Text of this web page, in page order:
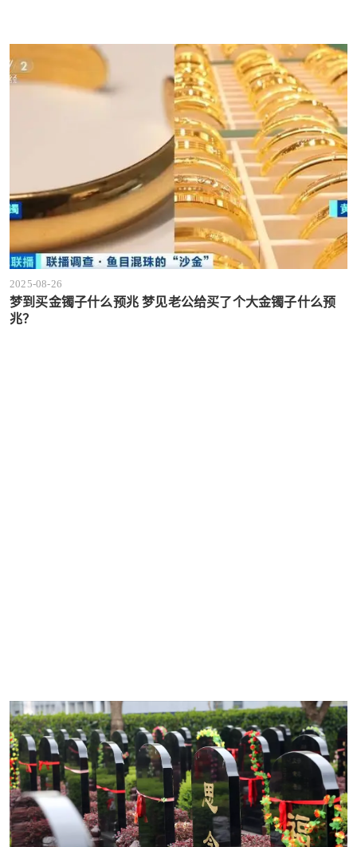
2025-08-26
梦到买金镯子什么预兆 梦见老公给买了个大金镯子什么预
兆？